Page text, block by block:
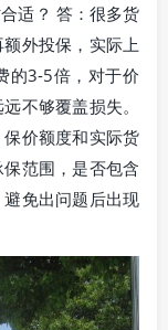
适？ 答：很多货
外投保，实际上
的3-5倍，对于价
不够覆盖损失。
价额度和实际货
范围，是否包含
免出问题后出现